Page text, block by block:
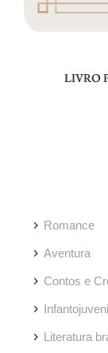
LIVRO
Romance
Aventura
Contos e
Literatura